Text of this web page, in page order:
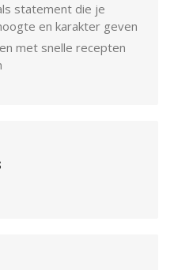
statement die je
en karakter geven
met snelle recepten